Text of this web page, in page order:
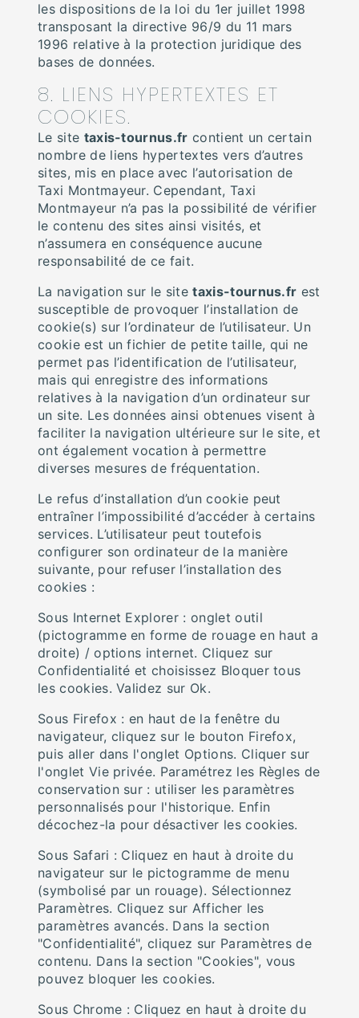
les dispositions de la loi du 1er juillet 1998
transposant la directive 96/9 du 11 mars
1996 relative à la protection juridique des
bases de données.
8. LIENS HYPERTEXTES ET
COOKIES.
Le site taxis-tournus.fr contient un certain
nombre de liens hypertextes vers d’autres
sites, mis en place avec l’autorisation de
Taxi Montmayeur. Cependant, Taxi
Montmayeur n’a pas la possibilité de vérifier
le contenu des sites ainsi visités, et
n’assumera en conséquence aucune
responsabilité de ce fait.
La navigation sur le sitetaxis-tournus.fr est
susceptible de provoquer l’installation de
cookie(s) sur l’ordinateur de l’utilisateur. Un
cookie est un fichier de petite taille, qui ne
permet pas l’identification de l’utilisateur,
mais qui enregistre des informations
relatives à la navigation d’un ordinateur sur
un site. Les données ainsi obtenues visent à
faciliter la navigation ultérieure sur le site, et
ont également vocation à permettre
diverses mesures de fréquentation.
Le refus d’installation d’un cookie peut
entraîner l’impossibilité d’accéder à certains
services. L’utilisateur peut toutefois
configurer son ordinateur de la manière
suivante, pour refuser l’installation des
cookies :
Sous Internet Explorer : onglet outil
(pictogramme en forme de rouage en haut a
droite) / options internet. Cliquez sur
Confidentialité et choisissez Bloquer tous
les cookies. Validez sur Ok.
Sous Firefox : en haut de la fenêtre du
navigateur, cliquez sur le bouton Firefox,
puis aller dans l'onglet Options. Cliquer sur
l'onglet Vie privée. Paramétrez les Règles de
conservation sur : utiliser les paramètres
personnalisés pour l'historique. Enfin
décochez-la pour désactiver les cookies.
Sous Safari : Cliquez en haut à droite du
navigateur sur le pictogramme de menu
(symbolisé par un rouage). Sélectionnez
Paramètres. Cliquez sur Afficher les
paramètres avancés. Dans la section
"Confidentialité", cliquez sur Paramètres de
contenu. Dans la section "Cookies", vous
pouvez bloquer les cookies.
Sous Chrome : Cliquez en haut à droite du